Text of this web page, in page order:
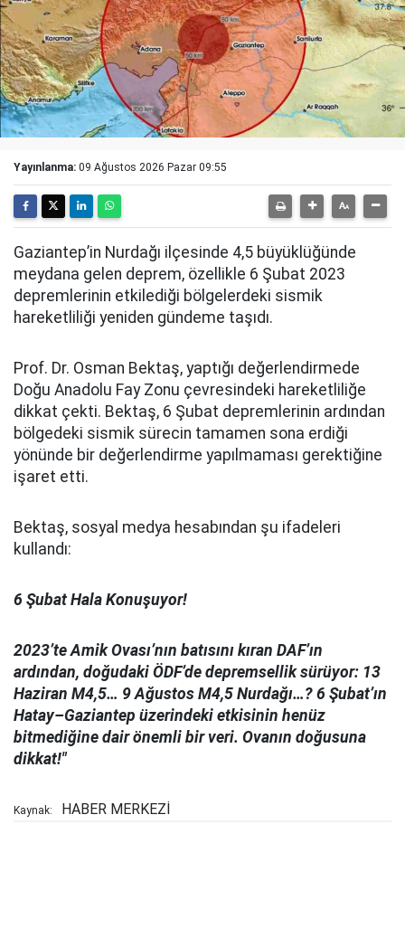
Yayınlanma: 09 Ağustos 2026 Pazar 09:55
Gaziantep’in Nurdağı ilçesinde 4,5 büyüklüğünde
meydana gelen deprem, özellikle 6 Şubat 2023
depremlerinin etkilediği bölgelerdeki sismik
hareketliliği yeniden gündeme taşıdı.
Prof. Dr. Osman Bektaş, yaptığı değerlendirmede
Doğu Anadolu Fay Zonu çevresindeki hareketliliğe
dikkat çekti. Bektaş, 6 Şubat depremlerinin ardından
bölgedeki sismik sürecin tamamen sona erdiği
yönünde bir değerlendirme yapılmaması gerektiğine
işaret etti.
Bektaş, sosyal medya hesabından şu ifadeleri
kullandı:
6 Şubat Hala Konuşuyor!
2023’te Amik Ovası’nın batısını kıran DAF’ın
ardından, doğudaki ÖDF’de depremsellik sürüyor: 13
Haziran M4,5… 9 Ağustos M4,5 Nurdağı…? 6 Şubat’ın
Hatay–Gaziantep üzerindeki etkisinin henüz
bitmediğine dair önemli bir veri. Ovanın doğusuna
dikkat!"
Kaynak: HABER MERKEZİ